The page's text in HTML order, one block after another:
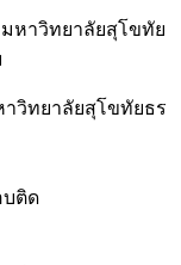
หาวิทยาลัยสุโขทัย
วิทยาลัยสุโขทัยธร
บติด